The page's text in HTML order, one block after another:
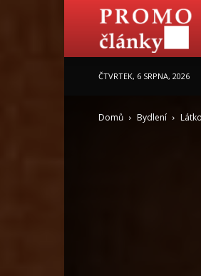
ČTVRTEK, 6 SRPNA, 2026
Domů Bydlení